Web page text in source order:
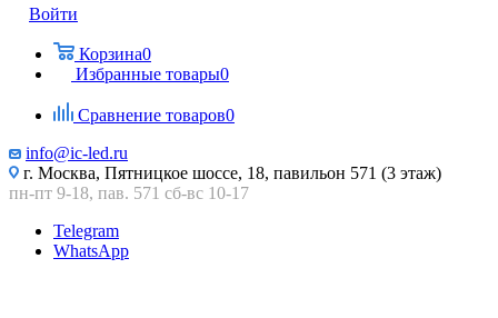
Войти
Корзина0
Избранные товары0
Сравнение товаров0
info@ic-led.ru
г. Москва, Пятницкое шоссе, 18, павильон 571 (3 этаж)
пн-пт 9-18, пав. 571 сб-вс 10-17
Telegram
WhatsApp